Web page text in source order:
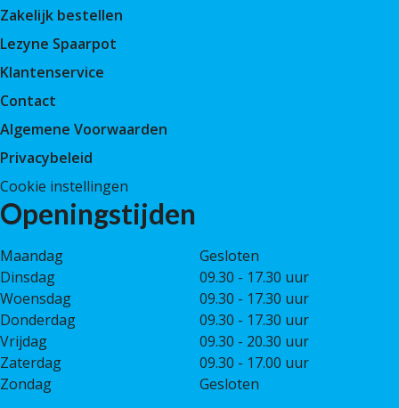
Zakelijk bestellen
Lezyne Spaarpot
Klantenservice
Contact
Algemene Voorwaarden
Privacybeleid
Cookie instellingen
Openingstijden
Maandag
Gesloten
Dinsdag
09.30 - 17.30 uur
Woensdag
09.30 - 17.30 uur
Donderdag
09.30 - 17.30 uur
Vrijdag
09.30 - 20.30 uur
Zaterdag
09.30 - 17.00 uur
Zondag
Gesloten